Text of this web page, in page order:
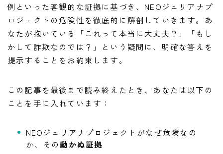
例といった客観的な証拠に基づき、NEOジュリアナプ
ロジェクトの危険性を徹底的に解剖していきます。あ
なたが抱いている「これって本当に大丈夫？」「もし
かして詐欺なのでは？」という疑問に、明確な答えを
提示することをお約束します。
この記事を最後まで読み終えたとき、あなたは以下の
ことを手に入れています：
NEOジュリアナプロジェクトがなぜ危険なの
か、その動かぬ証拠